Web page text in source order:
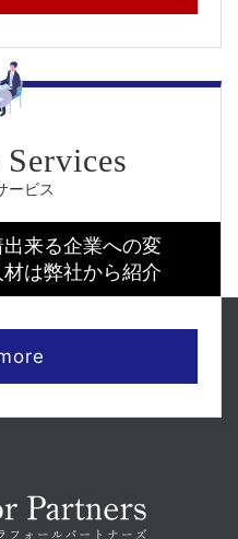
ービス
来る企業への変
は弊社から紹介